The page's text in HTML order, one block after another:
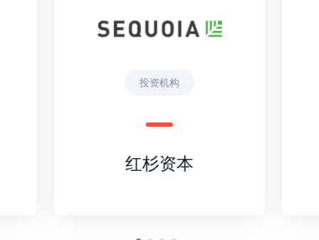
投资机构
红杉资本